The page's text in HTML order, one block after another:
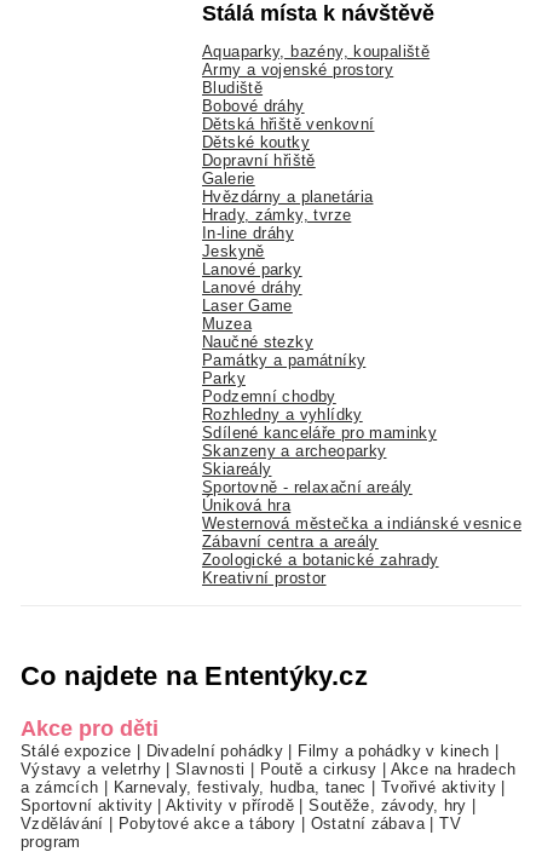
Stálá místa k návštěvě
Aquaparky, bazény, koupaliště
Army a vojenské prostory
Bludiště
Bobové dráhy
Dětská hřiště venkovní
Dětské koutky
Dopravní hřiště
Galerie
Hvězdárny a planetária
Hrady, zámky, tvrze
In-line dráhy
Jeskyně
Lanové parky
Lanové dráhy
Laser Game
Muzea
Naučné stezky
Památky a památníky
Parky
Podzemní chodby
Rozhledny a vyhlídky
Sdílené kanceláře pro maminky
Skanzeny a archeoparky
Skiareály
Sportovně - relaxační areály
Úniková hra
Westernová městečka a indiánské vesnice
Zábavní centra a areály
Zoologické a botanické zahrady
Kreativní prostor
Co najdete na Ententýky.cz
Akce pro děti
Stálé expozice | Divadelní pohádky | Filmy a pohádky v kinech |
Výstavy a veletrhy|Slavnosti | Poutě a cirkusy | Akce na hradech
a zámcích | Karnevaly, festivaly, hudba, tanec | Tvořivé aktivity |
Sportovní aktivity|Aktivity v přírodě |Soutěže, závody, hry |
Vzdělávání | Pobytové akce a tábory | Ostatní zábava |TV
program